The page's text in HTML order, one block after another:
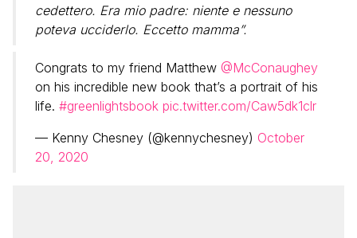
cedettero. Era mio padre: niente e nessuno
poteva ucciderlo. Eccetto mamma”.
Congrats to my friend Matthew @McConaughey
on his incredible new book that’s a portrait of his
life. #greenlightsbook pic.twitter.com/Caw5dk1clr
— Kenny Chesney (@kennychesney) October
20, 2020